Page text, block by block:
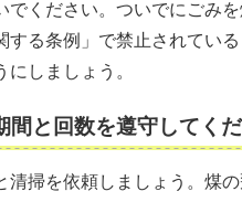
でください。ついでにごみ
する条例」で禁止されてい
しましょう。
間と回数を遵守してく
清掃を依頼しましょう。煤